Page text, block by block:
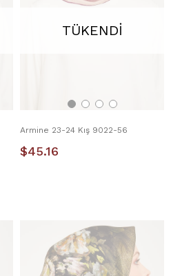
TÜKENDI
Armine 23-24 Kış 9022-56
$45.16